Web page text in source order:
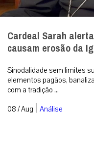
Cardeal Sarah
causam erosão da
Sinodalidade sem limites
elementos pagãos,
com a tradição ...
08 / Aug | Análise